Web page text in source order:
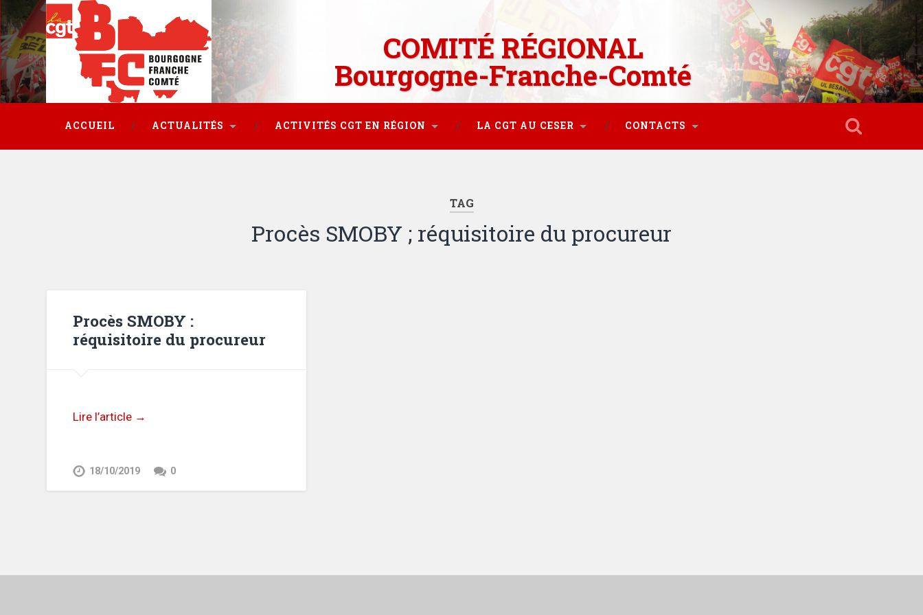
COMITÉ RÉGIONAL
Bourgogne-Franche-Comté
ACCUEIL ACTUALITÉS ACTIVITÉS CGT EN RÉGION LA CGT AU CESER CONTACTS
TAG
Procès SMOBY ; réquisitoire du procureur
Procès SMOBY :
réquisitoire du procureur
Lire l’article →
18/10/2019 0